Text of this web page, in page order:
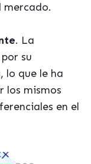
. La
su
lo que le ha
los mismos
en el